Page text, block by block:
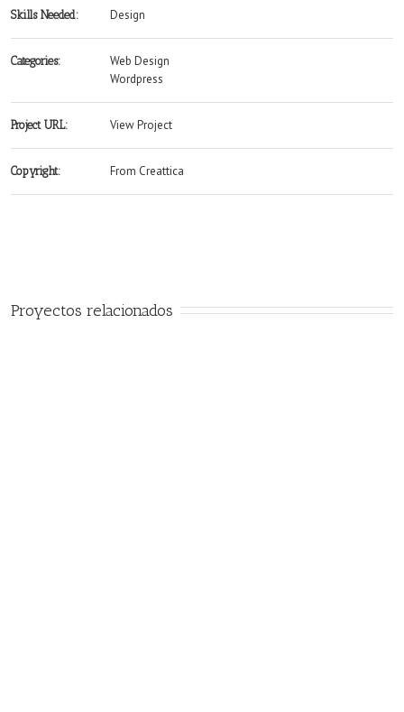
Skills Needed: Design
Categories:
Web Design
Wordpress
Project URL: View Project
Copyright: From Creattica
Proyectos relacionados